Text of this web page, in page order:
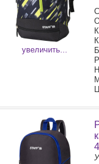
увеличить...